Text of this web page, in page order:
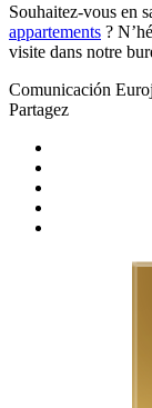
Souhaitez-vous en
appartements ?
visite dans notre
Comunicación
Partagez